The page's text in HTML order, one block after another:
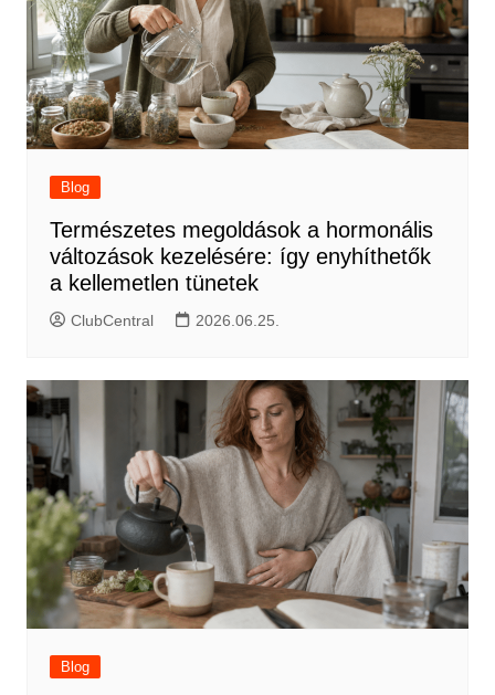
Blog
Természetes megoldások a hormonális
változások kezelésére: így enyhíthetők
a kellemetlen tünetek
ClubCentral 2026.06.25.
Blog